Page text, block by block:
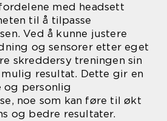
med headsett
til å tilpasse
Ved å kunne justere
og sensorer etter eget
skreddersy treningen sin
resultat. Dette gir en
og personlig
noe som kan føre til økt
og bedre resultater.